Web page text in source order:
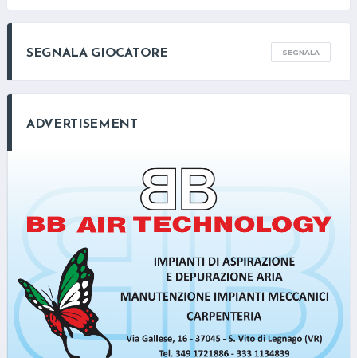
SEGNALA GIOCATORE SEGNALA
ADVERTISEMENT